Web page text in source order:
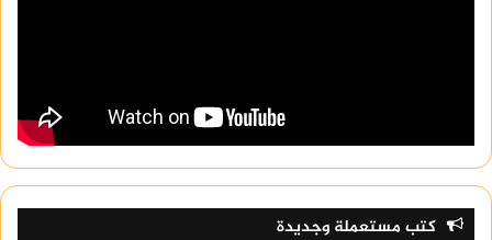
كتب مستعملة وجديدة